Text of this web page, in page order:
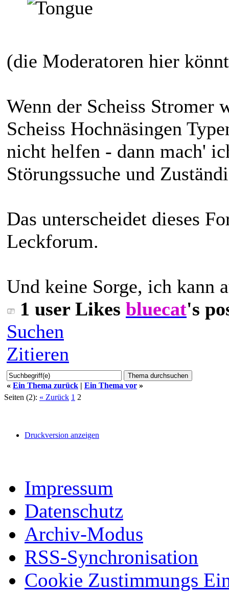
(die Moderatoren hier
Wenn der Scheiss
Scheiss Hochnäsingen
nicht helfen - dann mach'
Störungssuche und
Das unterscheidet dieses
Leckforum.
Und keine Sorge, ich kann
1 user Likes bluecat's
Suchen
Zitieren
« Ein Thema zurück | Ein Thema vor »
Seiten (2): « Zurück 1 2
Druckversion anzeigen
Impressum
Datenschutz
Archiv-Modus
RSS-Synchronisation
Cookie Zustimmungs